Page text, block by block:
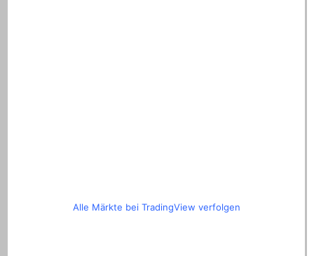
Alle Märkte bei TradingView verfolgen